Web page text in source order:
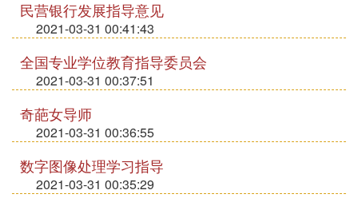
民营银行发展指导意见
2021-03-31 00:41:43
全国专业学位教育指导委员会
2021-03-31 00:37:51
奇葩女导师
2021-03-31 00:36:55
数字图像处理学习指导
2021-03-31 00:35:29